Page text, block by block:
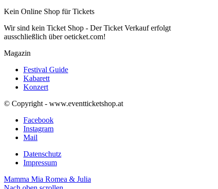
Kein Online Shop für Tickets
Wir sind kein Ticket Shop - Der Ticket Verkauf erfolgt
ausschließlich über oeticket.com!
Magazin
Festival Guide
Kabarett
Konzert
© Copyright - www.eventticketshop.at
Facebook
Instagram
Mail
Datenschutz
Impressum
Mamma Mia Romea & Julia